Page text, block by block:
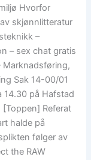
Hvorfor
skjønnlitteratur
–
– sex chat gratis
Marknadsføring,
Sak 14-00/01
14.30 på Hafstad
Referat
halde på
følger av
the RAW